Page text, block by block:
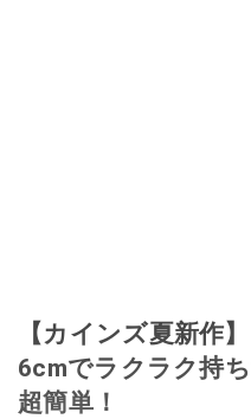
【カインズ夏新作
6cmでラクラク持
超簡単！